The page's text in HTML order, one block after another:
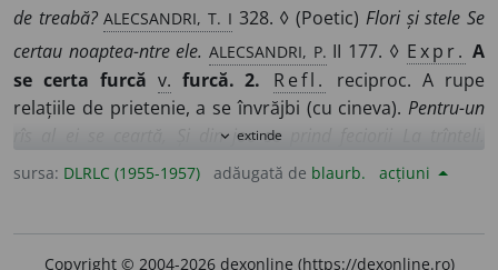
de treabă? ALECSANDRI, T. I 328. ◊ (Poetic) Flori și stele Se
certau noaptea-ntre ele. ALECSANDRI, P. II 177. ◊ Expr. A
se certa furcă v. furcă. 2. Refl.
reciproc. A rupe
relațiile de prietenie, a se învrăjbi (cu cineva). Pentru-un
rîs al ei se ceartă, Și din joc se prind feciorii La trînteli.
COȘBUC, P. I 98.3. Tranz.A mustra, a dojeni (uneori cu
din sat. COȘBUC, P.I 61.Și ca certat-apoi și-a pus Privirile-n
expand_more extinde
sursa: DLRLC (1955-1957) adăugată de blaurb. acțiuni
Copyright © 2004-2026 dexonline (https://dexonline.ro)